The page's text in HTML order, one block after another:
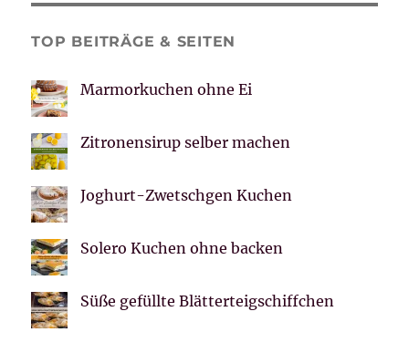
TOP BEITRÄGE & SEITEN
Marmorkuchen ohne Ei
Zitronensirup selber machen
Joghurt-Zwetschgen Kuchen
Solero Kuchen ohne backen
Süße gefüllte Blätterteigschiffchen